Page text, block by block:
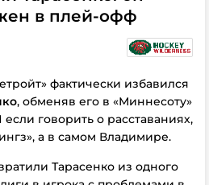
в плей-офф
фактически избавился
, обменяв его в «Миннесоту»
говорить о расставаниях,
а в самом Владимире.
Тарасенко из одного